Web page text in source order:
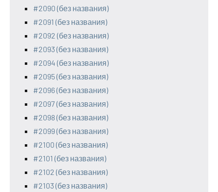
#2090 (без названия)
#2091 (без названия)
#2092 (без названия)
#2093 (без названия)
#2094 (без названия)
#2095 (без названия)
#2096 (без названия)
#2097 (без названия)
#2098 (без названия)
#2099 (без названия)
#2100 (без названия)
#2101 (без названия)
#2102 (без названия)
#2103 (без названия)